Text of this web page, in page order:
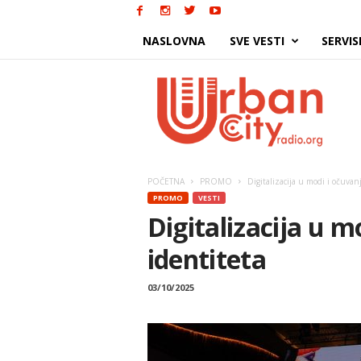
NASLOVNA SVE VESTI
POČETNA PROMO Digitalizacija u modi i
PROMO VESTI
Digitalizacija u
identiteta
03/10/2025